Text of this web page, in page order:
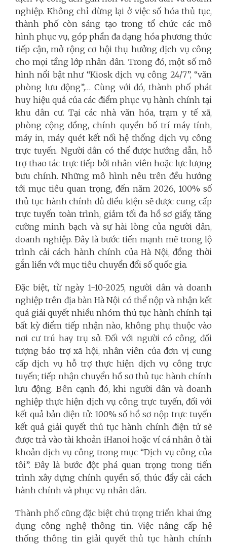
nghiệp. Không chỉ dừng lại ở việc số hóa thủ tục,
thành phố còn sáng tạo trong tổ chức các mô
hình phục vụ, góp phần đa dạng hóa phương thức
tiếp cận, mở rộng cơ hội thụ hưởng dịch vụ công
cho mọi tầng lớp nhân dân. Trong đó, một số mô
hình nổi bật như “Kiosk dịch vụ công 24/7”, “văn
phòng lưu động”,… Cùng với đó, thành phố phát
huy hiệu quả của các điểm phục vụ hành chính tại
khu dân cư. Tại các nhà văn hóa, trạm y tế xã,
phòng cộng đồng, chính quyền bố trí máy tính,
máy in, máy quét kết nối hệ thống dịch vụ công
trực tuyến. Người dân có thể được hướng dẫn, hỗ
trợ thao tác trực tiếp bởi nhân viên hoặc lực lượng
bưu chính. Những mô hình nêu trên đều hướng
tới mục tiêu quan trọng, đến năm 2026, 100% số
thủ tục hành chính đủ điều kiện sẽ được cung cấp
trực tuyến toàn trình, giảm tối đa hồ sơ giấy, tăng
cường minh bạch và sự hài lòng của người dân,
doanh nghiệp. Đây là bước tiến mạnh mẽ trong lộ
trình cải cách hành chính của Hà Nội, đồng thời
gắn liền với mục tiêu chuyển đổi số quốc gia.
Đặc biệt, từ ngày 1-10-2025, người dân và doanh
nghiệp trên địa bàn Hà Nội có thể nộp và nhận kết
quả giải quyết nhiều nhóm thủ tục hành chính tại
bất kỳ điểm tiếp nhận nào, không phụ thuộc vào
nơi cư trú hay trụ sở. Đối với người có công, đối
tượng bảo trợ xã hội, nhân viên của đơn vị cung
cấp dịch vụ hỗ trợ thực hiện dịch vụ công trực
tuyến; tiếp nhận chuyển hồ sơ thủ tục hành chính
lưu động. Bên cạnh đó, khi người dân và doanh
nghiệp thực hiện dịch vụ công trực tuyến, đối với
kết quả bản điện tử: 100% số hồ sơ nộp trực tuyến
kết quả giải quyết thủ tục hành chính điện tử sẽ
được trả vào tài khoản iHanoi hoặc ví cá nhân ở tài
khoản dịch vụ công trong mục “Dịch vụ công của
tôi”. Đây là bước đột phá quan trọng trong tiến
trình xây dựng chính quyền số, thúc đẩy cải cách
hành chính và phục vụ nhân dân.
Thành phố cũng đặc biệt chú trọng triển khai ứng
dụng công nghệ thông tin. Việc nâng cấp hệ
thống thông tin giải quyết thủ tục hành chính